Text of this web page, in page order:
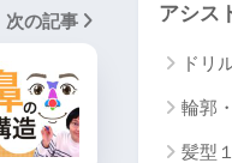
次の記事 アシス
ドリ
輪郭
髪型１